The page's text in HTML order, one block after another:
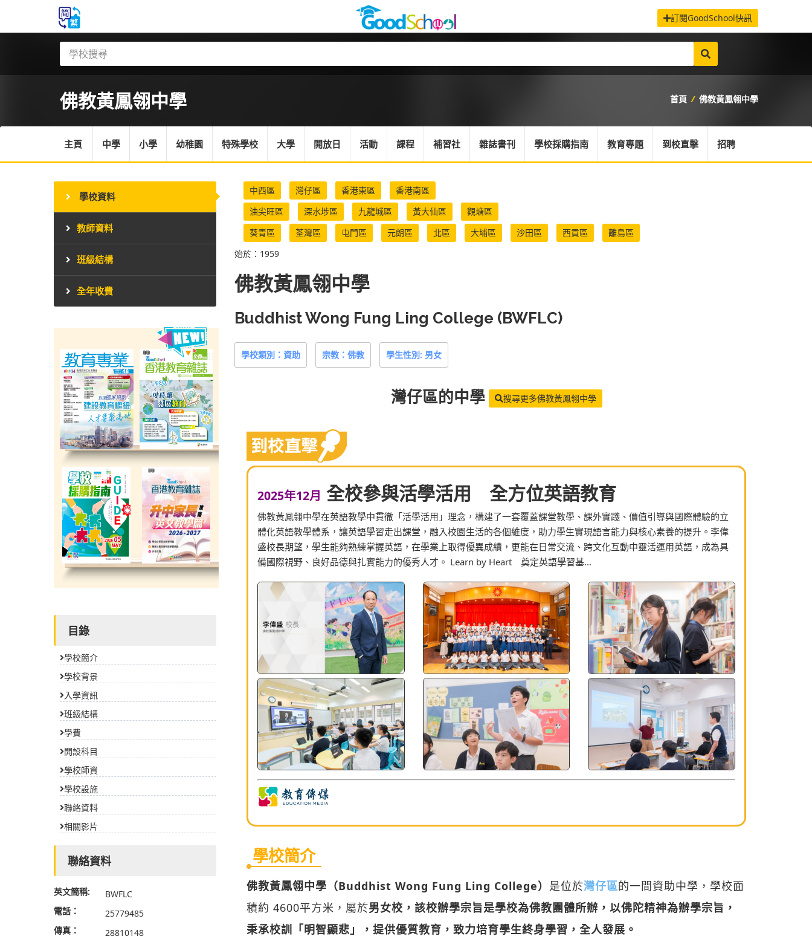
訂閱GoodSchool快訊
佛教黃鳳翎中學 首頁 / 佛教黃鳳翎中學
主頁 中學 小學 幼稚園 特殊學校 大學 開放日 活動 課程 補習社 雜誌書刊 學校採購指南 教育專題 到校直擊 招聘
中西區 灣仔區 香港東區
香港南區
油尖旺區
深水埗區 九龍城區 黃大仙區
觀塘區
葵青區
荃灣區 屯門區 元朗區 北區 大埔區 沙田區 西貢區
離島區
始於：1959
佛教黃鳳翎中學
Buddhist Wong Fung Ling College (BWFLC)
學校類別：資助 宗教：佛教 學生性別: 男女
灣仔區的中學 搜尋更多佛教黃鳳翎中學
2025年12月 全校參與活學活用 全方位英語教育
佛教黃鳳翎中學在英語教學中貫徹「活學活用」理念，構建了一套覆蓋課堂教學、課外實踐、價值引導與國際體驗的立
體化英語教學體系，讓英語學習走出課堂，融入校園生活的各個維度，助力學生實現語言能力與核心素養的提升。李偉
盛校長期望，學生能夠熟練掌握英語，在學業上取得優異成績，更能在日常交流、跨文化互動中靈活運用英語，成為具
備國際視野、良好品德與扎實能力的優秀人才。 Learn by Heart 奠定英語學習基...
學校簡介
佛教黃鳳翎中學（Buddhist Wong Fung Ling College） 是位於灣仔區的一間資助中學，學校面
積約 4600平方米，屬於男女校，該校辦學宗旨是學校為佛教團體所辦，以佛陀精神為辦學宗旨，
秉承校訓「明智顯悲」，提供優質教育，致力培育學生終身學習，全人發展。
學校資料
教師資料
班級結構
全年收費
目錄
學校簡介
學校背景
入學資訊
班級結構
學費
開設科目
學校師資
學校設施
聯絡資料
相關影片
聯絡資料
英文簡稱:
BWFLC
電話：
25779485
傳真：
28810148